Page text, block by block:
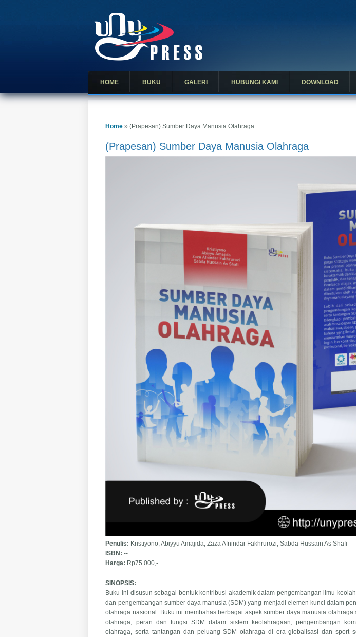
HOME BUKU GALERI HUBUNGI KAMI DOWNLOAD
Home » (Prapesan) Sumber Daya Manusia Olahraga
(Prapesan) Sumber Daya Manusia Olahraga
Penulis: Kristiyono, Abiyyu Amajida, Zaza Afnindar Fakhrurozi, Sabda Hussain As Shafi
ISBN:--
Harga: Rp75.000,-
SINOPSIS:
Buku ini disusun sebagai bentuk kontribusi akademik dalam pengembangan ilmu
dan pengembangan sumber daya manusia (SDM) yang menjadi elemen kunci dalam
olahraga nasional. Buku ini membahas berbagai aspek sumber daya manusia olahraga
olahraga, peran dan fungsi SDM dalam sistem keolahragaan, pengembangan
olahraga, serta tantangan dan peluang SDM olahraga di era globalisasi dan sport